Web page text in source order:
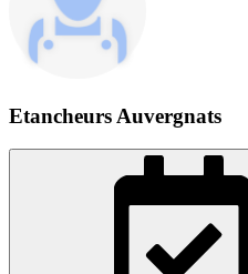
Etancheurs Auvergnats